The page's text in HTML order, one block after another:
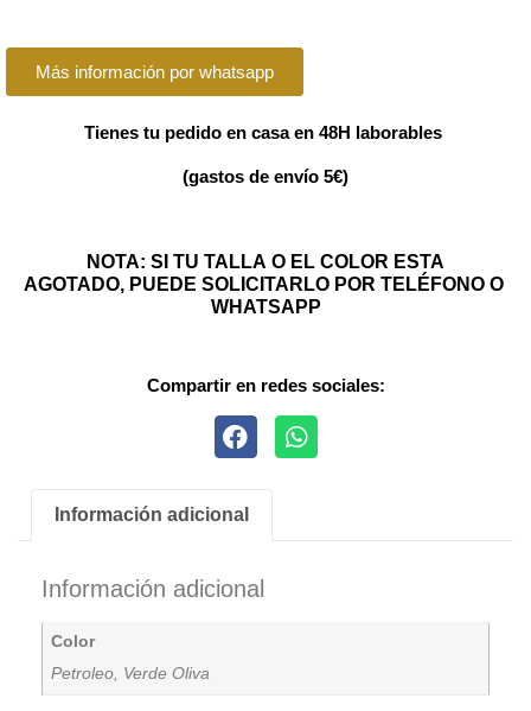
Más información por whatsapp
Tienes tu pedido en casa en 48H laborables
(gastos de envío 5€)
NOTA: SI TU TALLA O EL COLOR ESTA
AGOTADO, PUEDE SOLICITARLO POR TELÉFONO O
WHATSAPP
Compartir en redes sociales:
Información adicional
Información adicional
Color
Petroleo, Verde Oliva